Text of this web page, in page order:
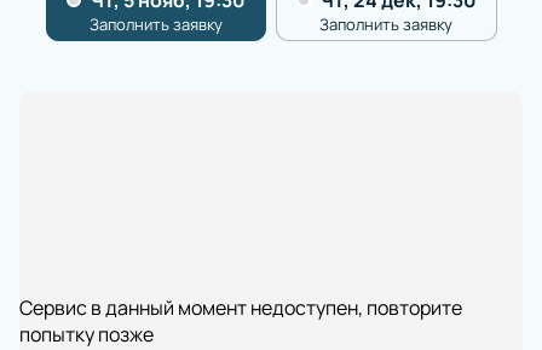
Сервис в данный момент недоступен, повторите
попытку позже